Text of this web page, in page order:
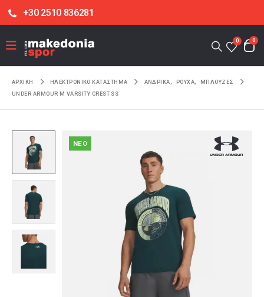
+30 2510 836281
0 0
ΑΡΧΙΚΉ ΗΛΕΚΤΡΟΝΙΚΌ ΚΑΤΆΣΤΗΜΑ ΑΝΔΡΙΚΑ ΡΟΥΧΑ
ΜΠΛΟΥΖΕΣ
UNDER ARMOUR M VARSITY CREST SS
NEO